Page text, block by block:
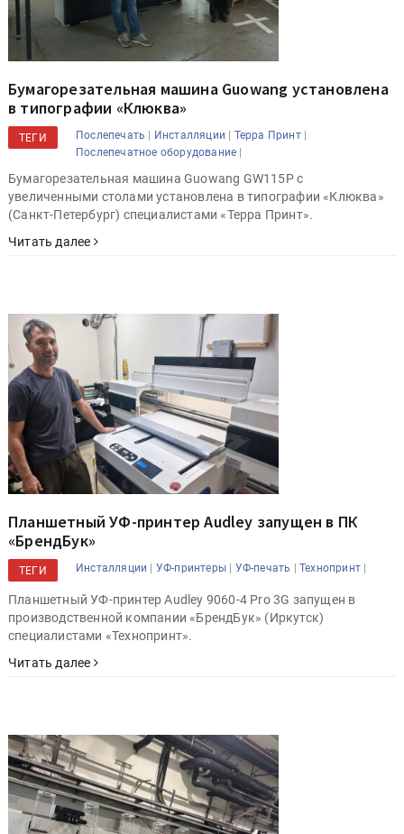
Бумагорезательная машина Guowang установлена
в типографии «Клюква»
ТЕГИ Послепечать | Инсталляции | Терра Принт|
Послепечатное оборудование |
Бумагорезательная машина Guowang GW115P с
увеличенными столами установлена в типографии «Клюква»
(Санкт-Петербург) специалистами «Терра Принт».
Читать далее
Планшетный УФ-принтер Audley запущен в ПК
«БрендБук»
ТЕГИ Инсталляции | УФ-принтеры | УФ-печать |Технопринт |
Планшетный УФ-принтер Audley 9060-4 Pro 3G запущен в
производственной компании «БрендБук» (Иркутск)
специалистами «Технопринт».
Читать далее